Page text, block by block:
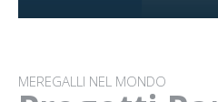
MEREGALLI NEL MONDO